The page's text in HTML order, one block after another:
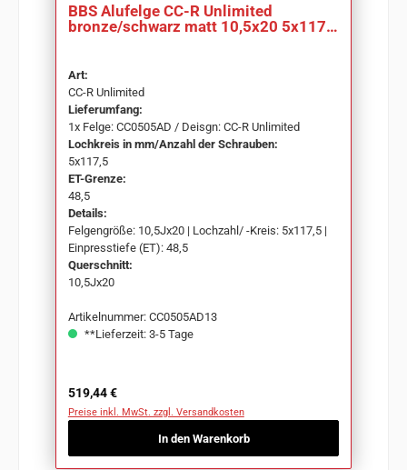
BBS Alufelge CC-R Unlimited
bronze/schwarz matt 10,5x20 5x117,5
Art:
CC-R Unlimited
Lieferumfang:
1x Felge: CC0505AD / Deisgn: CC-R Unlimited
Lochkreis in mm/Anzahl der Schrauben:
5x117,5
ET-Grenze:
48,5
Details:
Felgengröße: 10,5Jx20 | Lochzahl/ -Kreis: 5x117,5 |
Einpresstiefe (ET): 48,5
Querschnitt:
10,5Jx20
Artikelnummer: CC0505AD13
**Lieferzeit: 3-5 Tage
Regulärer Preis:
519,44 €
Preise inkl. MwSt. zzgl. Versandkosten
In den Warenkorb